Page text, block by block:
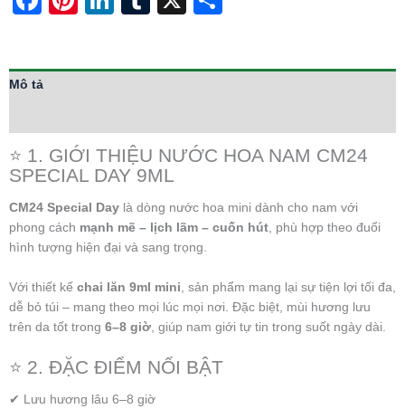
Mô tả
⭐ 1. GIỚI THIỆU NƯỚC HOA NAM CM24
SPECIAL DAY 9ML
CM24 Special Day là dòng nước hoa mini dành cho nam với
phong cách mạnh mẽ – lịch lãm – cuốn hút, phù hợp theo đuổi
hình tượng hiện đại và sang trọng.
Với thiết kế chai lăn 9ml mini, sản phẩm mang lại sự tiện lợi tối đa,
dễ bỏ túi – mang theo mọi lúc mọi nơi. Đặc biệt, mùi hương lưu
trên da tốt trong 6–8 giờ, giúp nam giới tự tin trong suốt ngày dài.
⭐ 2. ĐẶC ĐIỂM NỔI BẬT
✔ Lưu hương lâu 6–8 giờ